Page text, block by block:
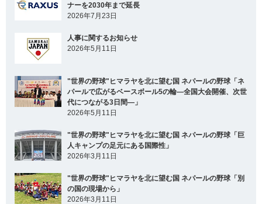
ナーを2030年まで延長
2026年7月23日
人事に関するお知らせ
2026年5月11日
"世界の野球"ヒマラヤを北に望む国 ネパールの野球「ネ
パールで広がるベースボール5の輪―全国大会開催、次世
代につながる3日間―」
2026年5月11日
"世界の野球"ヒマラヤを北に望む国 ネパールの野球「巨
人キャンプの足元にある国際性」
2026年3月11日
"世界の野球"ヒマラヤを北に望む国 ネパールの野球「別
の国の現場から」
2026年3月11日